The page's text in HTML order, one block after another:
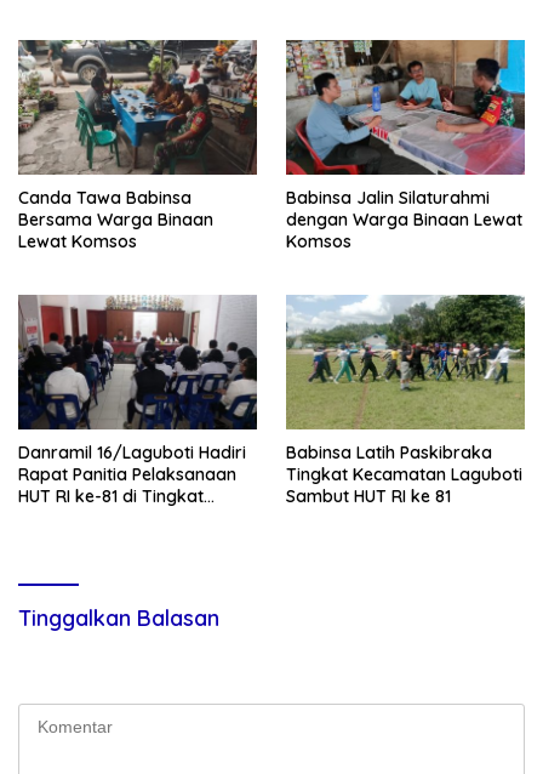
Canda Tawa Babinsa
Bersama Warga Binaan
Lewat Komsos
Babinsa Jalin Silaturahmi
dengan Warga Binaan Lewat
Komsos
Danramil 16/Laguboti Hadiri
Rapat Panitia Pelaksanaan
HUT RI ke-81 di Tingkat
Babinsa Latih Paskibraka
Tingkat Kecamatan Laguboti
Sambut HUT RI ke 81
Tinggalkan Balasan